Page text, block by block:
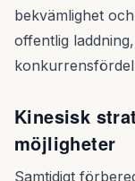
bekvämlighet
offentlig
Kinesisk
möjligheter
Samtidigt